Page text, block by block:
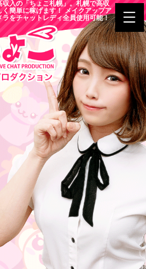
入の「ちょこ札幌」。札幌で高収
簡単に稼げます！ メイクアップア
をチャットレディ全員使用可能！